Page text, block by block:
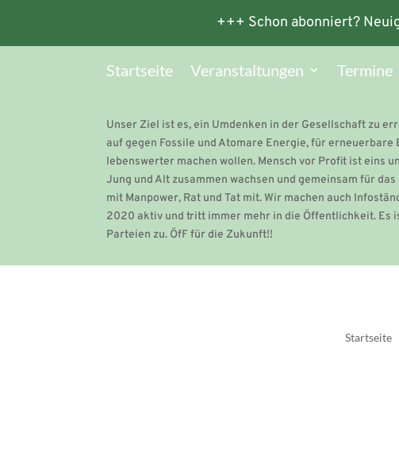
+++ Schon abonniert?
Startseite Veranstaltungen Termine
Unser Ziel ist es, ein Umdenken in der Gesellschaft zu
auf gegen Fossile und Atomare Energie, für
lebenswerter machen wollen. Mensch vor Profit ist eins
Jung und Alt zusammen wachsen und gemeinsam für
mit Manpower, Rat und Tat mit. Wir machen auch
2020 aktiv und tritt immer mehr in die Öffentlichkeit. Es
Parteien zu. ÖfF für die Zukunft!!
Startseite